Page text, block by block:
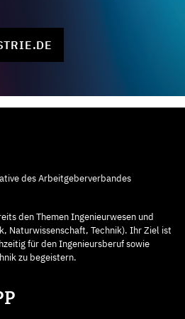
des Arbeitgeberverbandes
den Themen Ingenieurwesen und
Naturwissenschaft, Technik). Ihr Ziel ist
für den Ingenieursberuf sowie
zu begeistern.